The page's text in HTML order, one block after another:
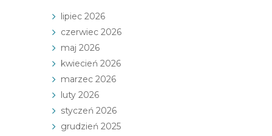
lipiec 2026
czerwiec 2026
maj 2026
kwiecień 2026
marzec 2026
luty 2026
styczeń 2026
grudzień 2025